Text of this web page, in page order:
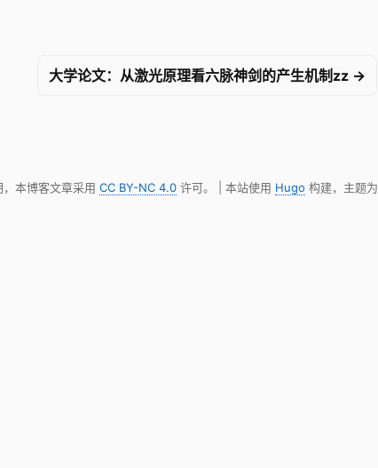
大学论文：从激光原理看六脉神剑的产生机制zz →
本博客文章采用 CC BY-NC 4.0许可。 | 本站使用 Hugo 构建，主题为